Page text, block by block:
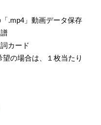
.mp4」動画データ保存
カード
の場合は、１枚当たり